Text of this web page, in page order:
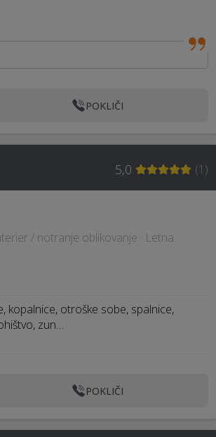
POKLIČI
5,0 (1 )
/ notranje oblikovanje · Letna
kopalnice, otroške sobe, spalnice,
zun…
POKLIČI